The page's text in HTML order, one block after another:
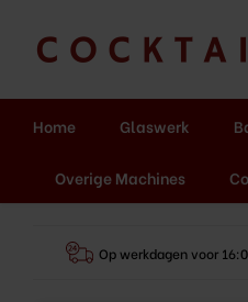
Home Glaswerk
Overige Machines
Op werkdagen voor